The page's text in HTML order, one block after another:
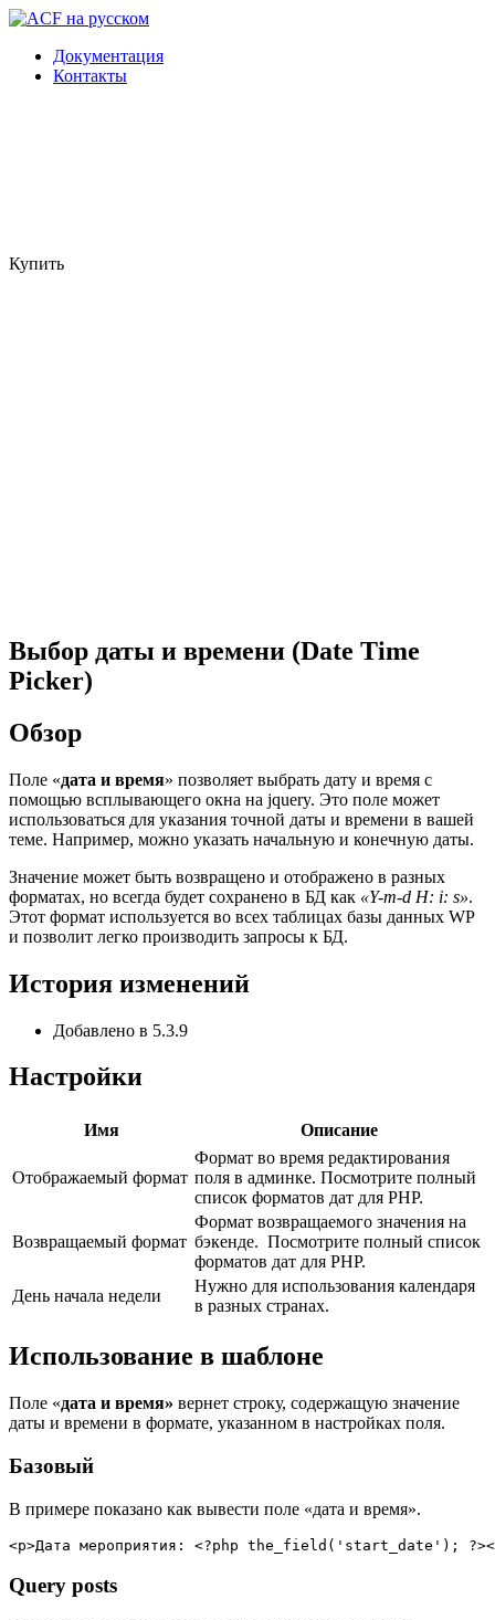
Документация
Контакты
Купить
Выбор даты и времени (Date Time
Picker)
Обзор
Поле «дата и время» позволяет выбрать дату и время с
помощью всплывающего окна на jquery. Это поле может
использоваться для указания точной даты и времени в вашей
теме. Например, можно указать начальную и конечную даты.
Значение может быть возвращено и отображено в разных
форматах, но всегда будет сохранено в БД как «Y-m-d H: i: s».
Этот формат используется во всех таблицах базы данных WP
и позволит легко производить запросы к БД.
История изменений
Добавлено в 5.3.9
Настройки
Имя Описание
Отображаемый формат
Формат во время редактирования
поля в админке. Посмотрите полный
список форматов дат для PHP.
Возвращаемый формат
Формат возвращаемого значения на
бэкенде. Посмотрите полный список
форматов дат для PHP.
День начала недели
Нужно для использования календаря
в разных странах.
Использование в шаблоне
Поле «дата и время» вернет строку, содержащую значение
даты и времени в формате, указанном в настройках поля.
Базовый
В примере показано как вывести поле «дата и время».
<p>Дата мероприятия : <?php the_field ( 'start_date' ) ; ?>
Query posts